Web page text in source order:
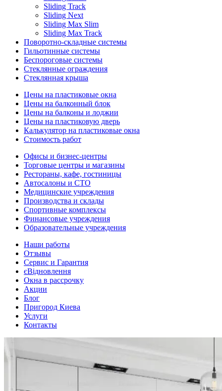
Sliding Track
Sliding Next
Sliding Max Slim
Sliding Max Track
Поворотно-складные системы
Гильотинные системы
Беспороговые системы
Стеклянные ограждения
Стеклянная крыша
Цены на пластиковые окна
Цены на балконный блок
Цены на балконы и лоджии
Цены на пластиковую дверь
Калькулятор на пластиковые окна
Стоимость работ
Офисы и бизнес-центры
Торговые центры и магазины
Рестораны, кафе, гостиницы
Автосалоны и СТО
Медицинские учреждения
Производства и склады
Спортивные комплексы
Финансовые учреждения
Образовательные учреждения
Наши работы
Отзывы
Сервис и Гарантия
єВідновлення
Окна в рассрочку
Акции
Блог
Пригород Киева
Услуги
Контакты